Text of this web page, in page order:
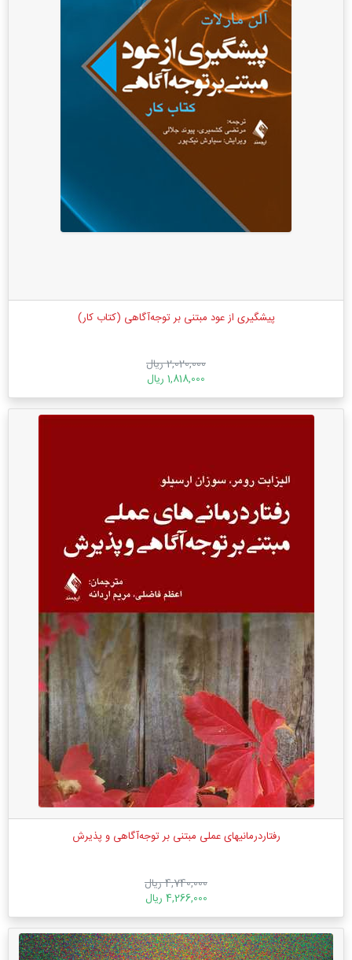
پیشگیری از عود مبتنی بر توجه‌آگاهی (کتاب کار)
2,020,000 ریال
1,818,000 ریال
رفتاردرمانیهای عملی مبتنی بر توجه‌آگاهی و پذیرش
4,740,000 ریال
4,266,000 ریال